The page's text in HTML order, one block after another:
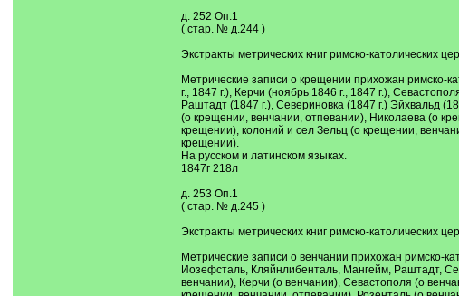
д. 252 Оп.1
( стар. № д.244 )
Экстракты метрических книг римско-католических
Метрические записи о крещении прихожан римско-
г., 1847 г.), Керчи (ноябрь 1846 г., 1847 г.),
Раштадт (1847 г.), Севериновка (1847 г.) Эйхвальд
(о крещении, венчании, отпевании), Николаева (о
крещении), колоний и сел Зельц (о крещении,
крещении).
На русском и латинском языках.
1847г 218л
д. 253 Оп.1
( стар. № д.245 )
Экстракты метрических книг римско-католических
Метрические записи о венчании прихожан римско-
Иозефсталь, Кляйнлибенталь, Мангейм, Раштадт,
венчании), Керчи (о венчании), Севастополя (о